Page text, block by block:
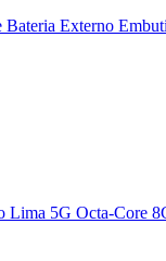
Externo
Lima 5G Octa-Core